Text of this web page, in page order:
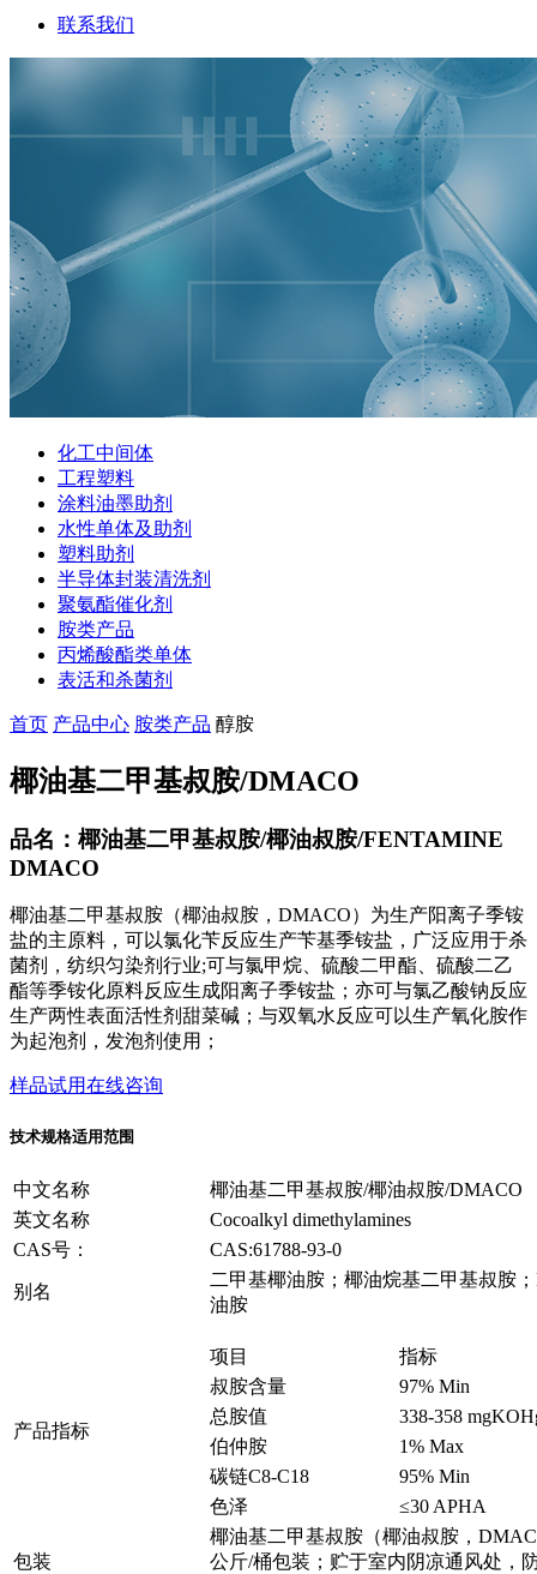
联系我们
化工中间体
工程塑料
涂料油墨助剂
水性单体及助剂
塑料助剂
半导体封装清洗剂
聚氨酯催化剂
胺类产品
丙烯酸酯类单体
表活和杀菌剂
首页 产品中心 胺类产品 醇胺
椰油基二甲基叔胺/DMACO
品名：椰油基二甲基叔胺/椰油叔胺/FENTAMINE
DMACO
椰油基二甲基叔胺（椰油叔胺，DMACO）为生产阳离子季铵
盐的主原料，可以氯化苄反应生产苄基季铵盐，广泛应用于杀
菌剂，纺织匀染剂行业;可与氯甲烷、硫酸二甲酯、硫酸二乙
酯等季铵化原料反应生成阳离子季铵盐；亦可与氯乙酸钠反应
生产两性表面活性剂甜菜碱；与双氧水反应可以生产氧化胺作
为起泡剂，发泡剂使用；
样品试用在线咨询
技术规格适用范围
中文名称
椰油基二甲基叔胺/椰油叔胺/DMACO
英文名称
Cocoalkyl dimethylamines
CAS号：
CAS:61788-93-0
别名
二甲基椰油胺；椰油烷基二甲基叔胺
油胺
产品指标
项目
指标
叔胺含量
97% Min
总胺值
338-358
伯仲胺
1% Max
碳链C8-C18
95% Min
色泽
≤30 APHA
包装
椰油基二甲基叔胺（椰油叔胺，
公斤/桶包装；贮于室内阴凉通风处，